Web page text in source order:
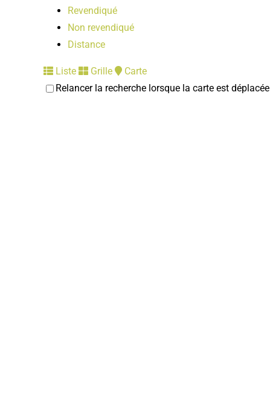
Revendiqué
Non revendiqué
Distance
Liste Grille
Carte
Relancer la recherche lorsque la carte est déplacée